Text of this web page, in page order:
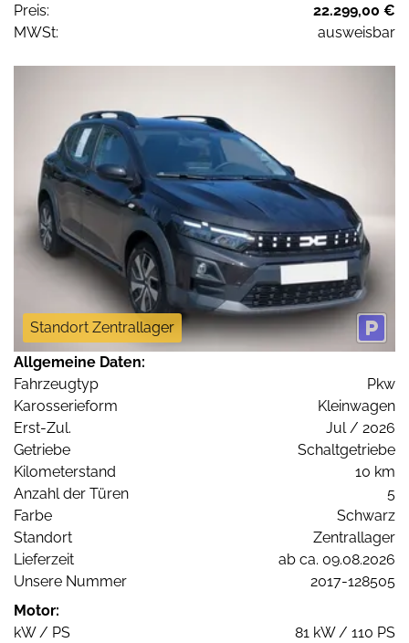
Preis:
22.299,00 €
MWSt:
ausweisbar
Standort Zentrallager
Allgemeine Daten:
Fahrzeugtyp
Pkw
Karosserieform
Kleinwagen
Erst-Zul.
Jul / 2026
Getriebe
Schaltgetriebe
Kilometerstand
10 km
Anzahl der Türen
5
Farbe
Schwarz
Standort
Zentrallager
Lieferzeit
ab ca. 09.08.2026
Unsere Nummer
2017-128505
Motor:
kW / PS
81 kW / 110 PS